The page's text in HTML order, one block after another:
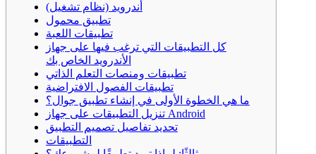
أندرويد (نظام تشغيل)
تطبيق محمول
تطبيقات اللعبة
كل التطبيقات التي ترغب فيها على جهاز
الأندرويد الخاص بك
تطبيقات ومنصات التعلم الذاتي
تطبيقات الفصول الافتراضية
ما هي الخطوة الأولى في إنشاء تطبيق جوال؟
تنزيل التطبيقات على جهاز Android
تحديد تفاصيل تصميم التطبيق
التطبيقات